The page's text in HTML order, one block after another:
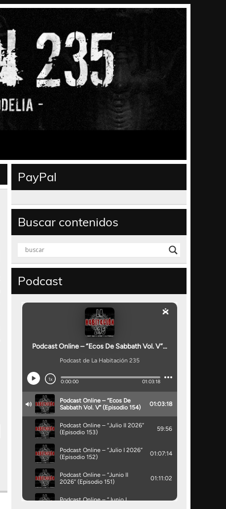
PayPal
Buscar contenidos
Podcast